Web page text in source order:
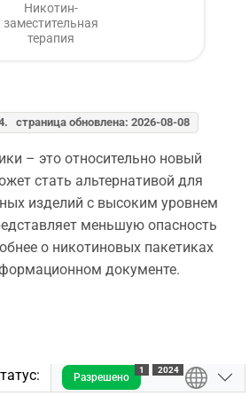
Никотин-
заместительная
терапия
страница обновлена: 2026-08-08
– это относительно новый
стать альтернативой для
изделий с высоким уровнем
меньшую опасность
о никотиновых пакетиках
документе.
Разрешено
1 2024